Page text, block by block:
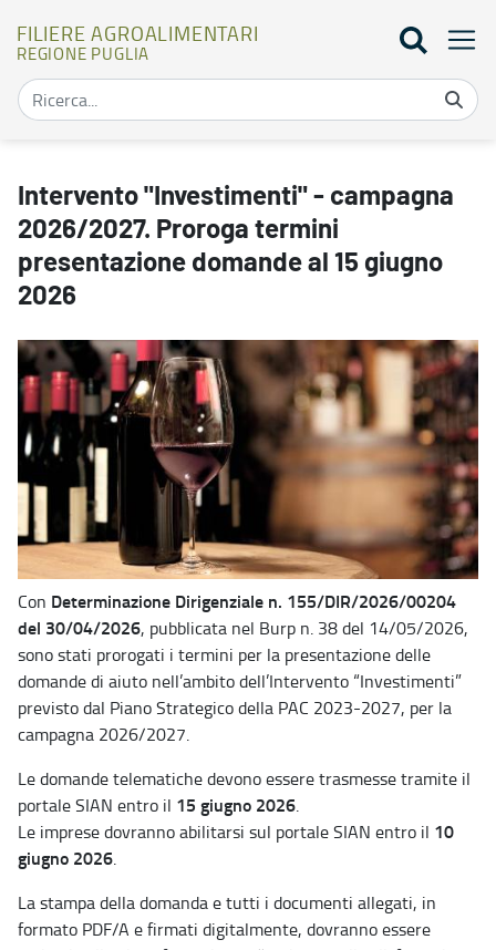
FILIERE AGROALIMENTARI
REGIONE PUGLIA
Intervento "Investimenti" - campagna
2026/2027. Proroga termini
presentazione domande al 15 giugno
2026
Con Determinazione Dirigenziale n. 155/DIR/2026/00204
del 30/04/2026, pubblicata nel Burp n. 38 del 14/05/2026,
sono stati prorogati i termini per la presentazione delle
domande di aiuto nell’ambito dell’Intervento “Investimenti”
previsto dal Piano Strategico della PAC 2023-2027, per la
campagna 2026/2027.
Le domande telematiche devono essere trasmesse tramite il
portale SIAN entro il 15 giugno 2026.
Le imprese dovranno abilitarsi sul portale SIAN entro il 10
giugno 2026.
La stampa della domanda e tutti i documenti allegati, in
formato PDF/A e firmati digitalmente, dovranno essere